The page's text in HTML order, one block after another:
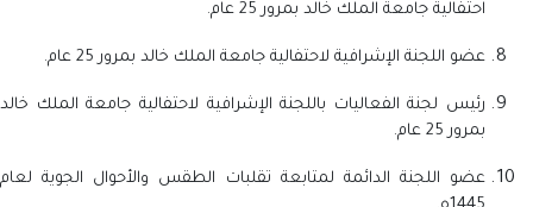
احتفالية جامعة الملك خالد بمرور 25 عام.
عضو اللجنة الإشرافية لاحتفالية جامعة الملك خالد بمرور 25 عام.
رئيس لجنة الفعاليات باللجنة الإشرافية لاحتفالية جامعة الملك خالد
بمرور 25 عام.
عضو اللجنة الدائمة لمتابعة تقلبات الطقس والأحوال الجوية لعام